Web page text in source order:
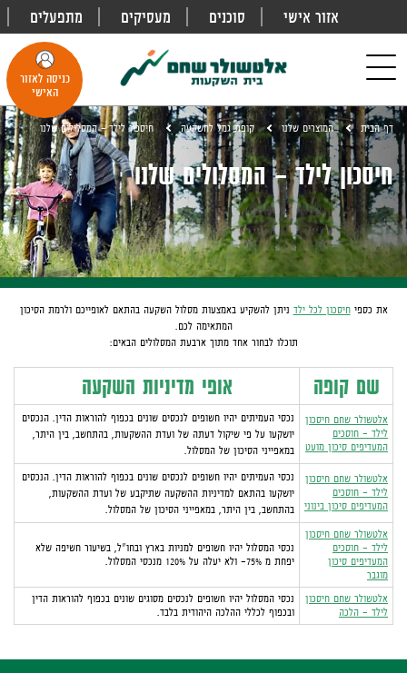
אזור אישי סוכנים מעסיקים מתפעלים
navigation
כניסה לאזור
האישי
חיסכון לילד – המסלולים שלנו
דף הבית המוצרים שלנו קופת גמל להשקעה חיסכון לילד – המסלולים שלנו
את כספיחיסכון לכל ילד ניתן להשקיע באמצעות מסלול השקעה בהתאם לאופייכם ולרמת הסיכון
המתאימה לכם.
תוכלו לבחור אחד מתוך ארבעת המסלולים הבאים:
שם קופה אופי מדיניות השקעה
אלטשולר שחם חיסכון
לילד - חוסכים
המעדיפים סיכון מועט
נכסי העמיתים יהיו חשופים לנכסים שונים בכפוף להוראות הדין. הנכסים
יושקעו על פי שיקול דעתה של ועדת ההשקעות, בהתחשב, בין היתר,
במאפייני הסיכון של המסלול.
אלטשולר שחם חיסכון
לילד - חוסכים
המעדיפים סיכון בינוני
נכסי העמיתים יהיו חשופים לנכסים שונים בכפוף להוראות הדין. הנכסים
יושקעו בהתאם למדיניות ההשקעה שתיקבע של ועדת ההשקעות,
בהתחשב, בין היתר, במאפייני הסיכון של המסלול.
אלטשולר שחם חיסכון
לילד - חוסכים
המעדיפים סיכון
מוגבר
נכסי המסלול יהיו חשופים למניות בארץ ובחו"ל, בשיעור חשיפה שלא
יפחת מ 75%- ולא
יעלה על המסלול.
אלטשולר שחם חיסכון
לילד - הלכה
נכסי המסלול יהיו חשופים לנכסים מסוגים שונים בכפוף להוראות הדין
ובכפוף לכללי ההלכה היהודית בלבד.